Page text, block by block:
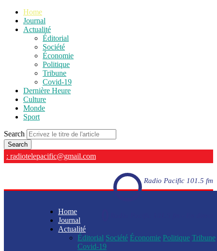
Home
Journal
Actualité
Éditorial
Société
Économie
Politique
Tribune
Covid-19
Dernière Heure
Culture
Monde
Sport
Search
: radiotelepacific@gmail.com
Radio Pacific 101.5 fm
Home
Journal
Actualité
Éditorial Société Économie Politique Tribune
Covid-19